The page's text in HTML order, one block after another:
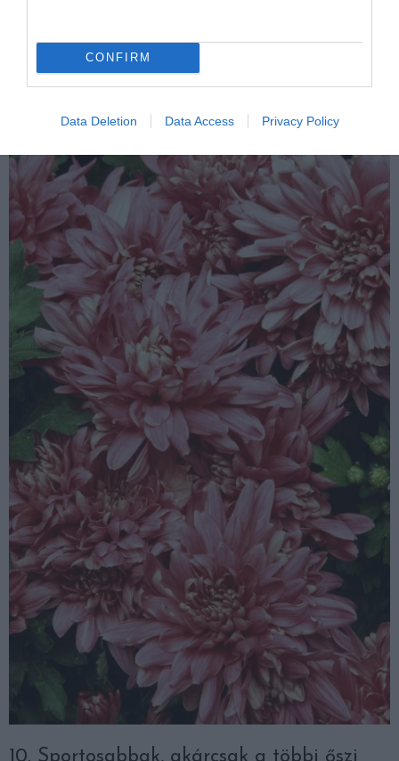
CONFIRM
Data Deletion Data Access Privacy Policy
A krizantém az öröm és az optimizmus virága. Japánban nagy
hosszú, egészséges életet ígér.
10. Sportosabbak, akárcsak a többi őszi